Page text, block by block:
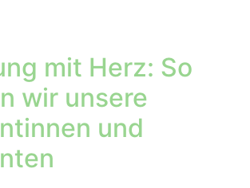
mit Herz: So
wir unsere
und